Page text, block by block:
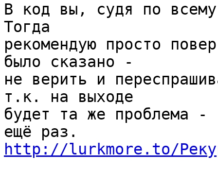
В код вы, судя по
Тогда
рекомендую просто
было сказано -
не верить и
т.к. на выходе
будет та же проблема -
http://lurkmore.to/